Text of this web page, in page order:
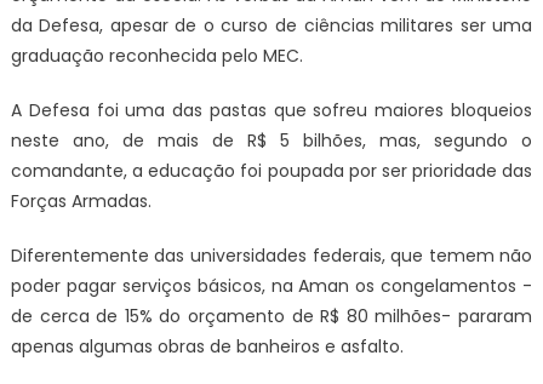
da Defesa, apesar de o curso de ciências militares ser uma
graduação reconhecida pelo MEC.
A Defesa foi uma das pastas que sofreu maiores bloqueios
neste ano, de mais de R$ 5 bilhões, mas, segundo o
comandante, a educação foi poupada por ser prioridade das
Forças Armadas.
Diferentemente das universidades federais, que temem não
poder pagar serviços básicos, na Aman os congelamentos -
de cerca de 15% do orçamento de R$ 80 milhões- pararam
apenas algumas obras de banheiros e asfalto.